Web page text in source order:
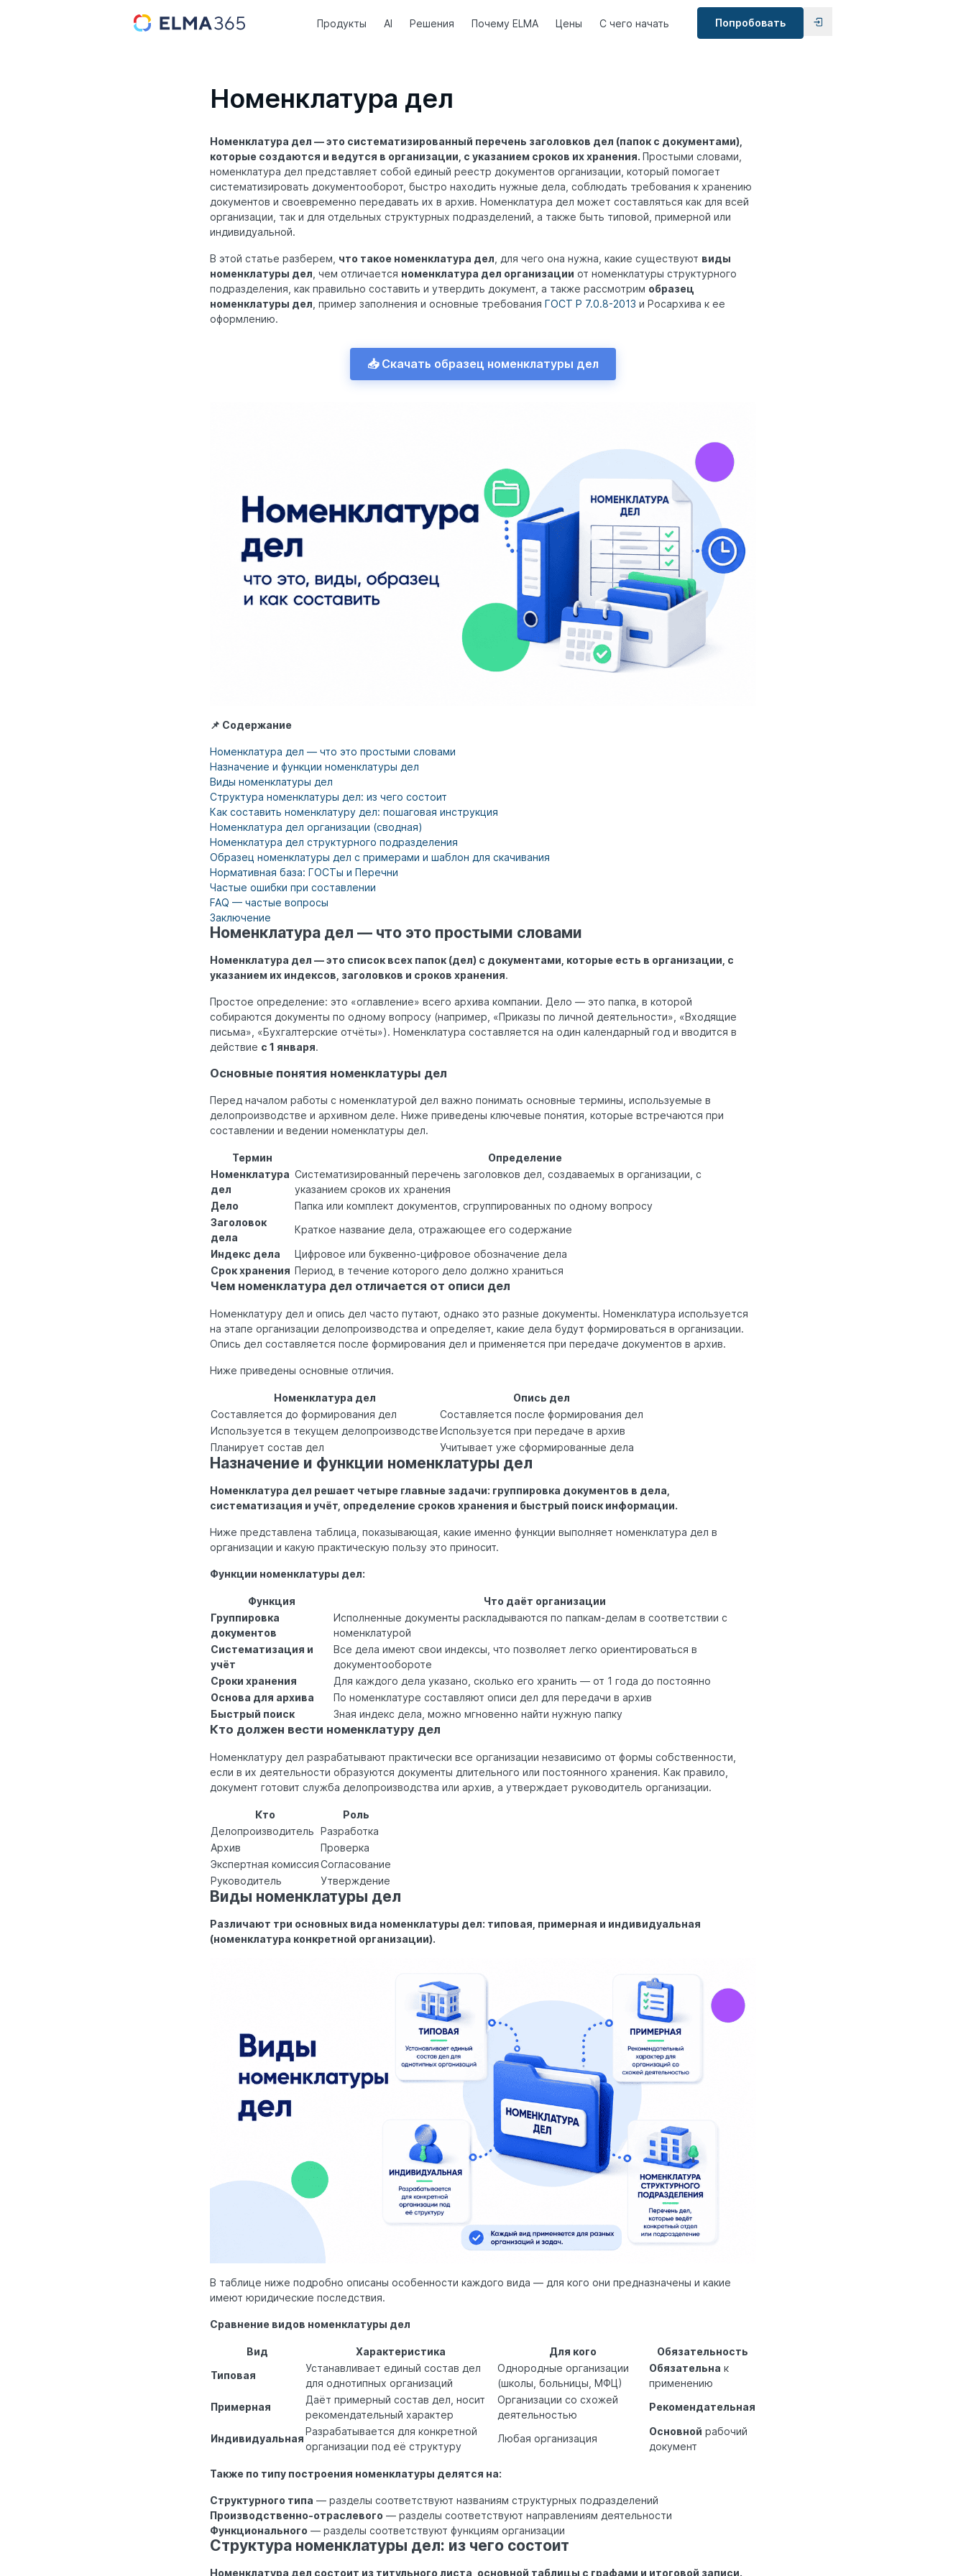
Продукты AI Решения Почему ELMA Цены С чего начать Попробовать
Номенклатура дел
Номенклатура дел — это систематизированный перечень заголовков дел (папок с документами),
которые создаются и ведутся в организации, с указанием сроков их хранения. Простыми словами,
номенклатура дел представляет собой единый реестр документов организации, который помогает
систематизировать документооборот, быстро находить нужные дела, соблюдать требования к хранению
документов и своевременно передавать их в архив. Номенклатура дел может составляться как для всей
организации, так и для отдельных структурных подразделений, а также быть типовой, примерной или
индивидуальной.
В этой статье разберем, что такое номенклатура дел , для чего она нужна, какие существуют виды
номенклатуры дел , чем отличается номенклатура дел организации от номенклатуры структурного
подразделения, как правильно составить и утвердить документ, а также рассмотрим образец
номенклатуры дел , пример заполнения и основные требования ГОСТ Р 7.0.8-2013 и Росархива к ее
оформлению.
📥 Скачать образец номенклатуры дел
📌 Содержание
Номенклатура дел — что это простыми словами
Назначение и функции номенклатуры дел
Виды номенклатуры дел
Структура номенклатуры дел: из чего состоит
Как составить номенклатуру дел: пошаговая инструкция
Номенклатура дел организации (сводная)
Номенклатура дел структурного подразделения
Образец номенклатуры дел с примерами и шаблон для скачивания
Нормативная база: ГОСТы и Перечни
Частые ошибки при составлении
FAQ — частые вопросы
Заключение
Номенклатура дел — что это простыми словами
Номенклатура дел — это список всех папок (дел) с документами, которые есть в организации, с
указанием их индексов, заголовков и сроков хранения.
Простое определение: это «оглавление» всего архива компании. Дело — это папка, в которой
собираются документы по одному вопросу (например, «Приказы по личной деятельности», «Входящие
письма», «Бухгалтерские отчёты»). Номенклатура составляется на один календарный год и вводится в
действие с 1 января.
Основные понятия номенклатуры дел
Перед началом работы с номенклатурой дел важно понимать основные термины, используемые в
делопроизводстве и архивном деле. Ниже приведены ключевые понятия, которые встречаются при
составлении и ведении номенклатуры дел.
Термин
Определение
Номенклатура
дел
Систематизированный перечень заголовков дел, создаваемых в организации, с
указанием сроков их хранения
Дело
Папка или комплект документов, сгруппированных по одному вопросу
Заголовок
дела
Краткое название дела, отражающее его содержание
Индекс дела
Цифровое или буквенно-цифровое обозначение дела
Срок хранения Период, в течение которого дело должно храниться
Чем номенклатура дел отличается от описи дел
Номенклатуру дел и опись дел часто путают, однако это разные документы. Номенклатура используется
на этапе организации делопроизводства и определяет, какие дела будут формироваться в организации.
Опись дел составляется после формирования дел и применяется при передаче документов в архив.
Ниже приведены основные отличия.
Номенклатура дел
Опись дел
Составляется до формирования дел
Составляется после формирования дел
Используется в текущем делопроизводствеИспользуется при передаче в архив
Планирует состав дел
Учитывает уже сформированные дела
Назначение и функции номенклатуры дел
Номенклатура дел решает четыре главные задачи: группировка документов в дела,
систематизация и учёт, определение сроков хранения и быстрый поиск информации.
Ниже представлена таблица, показывающая, какие именно функции выполняет номенклатура дел в
организации и какую практическую пользу это приносит.
Функции номенклатуры дел:
Функция
Что даёт организации
Группировка
документов
Исполненные документы раскладываются по папкам-делам в соответствии с
номенклатурой
Систематизация и
учёт
Все дела имеют свои индексы, что позволяет легко ориентироваться в
документообороте
Сроки хранения
Для каждого дела указано, сколько его хранить — от 1 года до постоянно
Основа для архива
По номенклатуре составляют описи дел для передачи в архив
Быстрый поиск
Зная индекс дела, можно мгновенно найти нужную папку
Кто должен вести номенклатуру дел
Номенклатуру дел разрабатывают практически все организации независимо от формы собственности,
если в их деятельности образуются документы длительного или постоянного хранения. Как правило,
документ готовит служба делопроизводства или архив, а утверждает руководитель организации.
Кто
Роль
Делопроизводитель Разработка
Архив
Проверка
Экспертная комиссияСогласование
Руководитель
Утверждение
Виды номенклатуры дел
Различают три основных вида номенклатуры дел: типовая, примерная и индивидуальная
(номенклатура конкретной организации).
В таблице ниже подробно описаны особенности каждого вида — для кого они предназначены и какие
имеют юридические последствия.
Сравнение видов номенклатуры дел
Вид Характеристика Для кого
Обязательность
Типовая
Устанавливает единый состав дел
для однотипных организаций
Однородные организации
(школы, больницы, МФЦ)
Обязательна к
применению
Примерная
Даёт примерный состав дел, носит
рекомендательный характер
Организации со схожей
деятельностью
Рекомендательная
Индивидуальная
Разрабатывается для конкретной
организации под её структуру
Любая организация
Основной рабочий
документ
Также по типу построения номенклатуры делятся на:
Структурного типа — разделы соответствуют названиям структурных подразделений
Производственно-отраслевого — разделы соответствуют направлениям деятельности
Функционального — разделы соответствуют функциям организации
Структура номенклатуры дел: из чего состоит
Номенклатура дел состоит из титульного листа, основной таблицы с графами и итоговой записи.